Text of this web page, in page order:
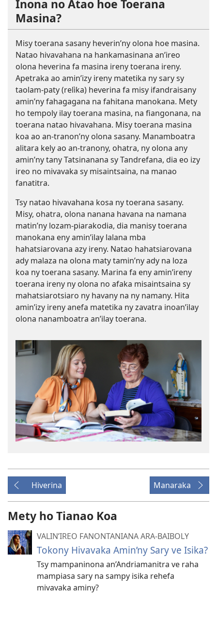
Inona no Atao hoe Toerana
Masina?
Misy toerana sasany heverin’ny olona hoe masina.
Natao hivavahana na hankamasinana an’ireo
olona heverina fa masina ireny toerana ireny.
Apetraka ao amin’izy ireny matetika ny sary sy
taolam-paty (relìka) heverina fa misy ifandraisany
amin’ny fahagagana na fahitana manokana. Mety
ho tempoly ilay toerana masina, na fiangonana, na
toerana natao hivavahana. Misy toerana masina
koa ao an-tranon’ny olona sasany. Manamboatra
alitara kely ao an-tranony, ohatra, ny olona any
amin’ny tany Tatsinanana sy Tandrefana, dia eo izy
ireo no mivavaka sy misaintsaina, na manao
fanatitra.
Tsy natao hivavahana kosa ny toerana sasany.
Misy, ohatra, olona nanana havana na namana
matin’ny lozam-piarakodia, dia manisy toerana
manokana eny amin’ilay lalana mba
hahatsiarovana azy ireny. Natao hahatsiarovana
ady malaza na olona maty tamin’ny ady na loza
koa ny toerana sasany. Marina fa eny amin’ireny
toerana ireny ny olona no afaka misaintsaina sy
mahatsiarotsiaro ny havany na ny namany. Hita
amin’izy ireny anefa matetika ny zavatra inoan’ilay
olona nanamboatra an’ilay toerana.
Hiverina Manaraka
Mety ho Tianao Koa
VALIN’IREO FANONTANIANA ARA-BAIBOLY
Tokony Hivavaka Amin’ny Sary ve Isika?
Tsy mampaninona an’Andriamanitra ve raha
mampiasa sary na sampy isika rehefa
mivavaka aminy?